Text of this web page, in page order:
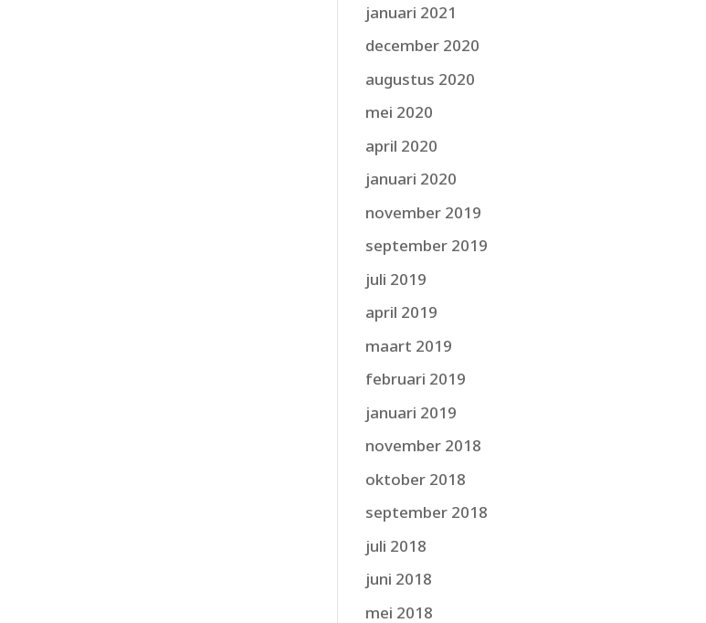
januari 2021
december 2020
augustus 2020
mei 2020
april 2020
januari 2020
november 2019
september 2019
juli 2019
april 2019
maart 2019
februari 2019
januari 2019
november 2018
oktober 2018
september 2018
juli 2018
juni 2018
mei 2018